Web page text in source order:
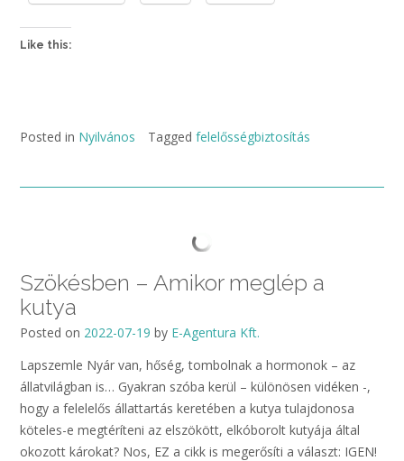
Like this:
Posted in Nyilvános Tagged felelősségbiztosítás
Szökésben – Amikor meglép a
kutya
Posted on 2022-07-19 by E-Agentura Kft.
Lapszemle Nyár van, hőség, tombolnak a hormonok – az
állatvilágban is… Gyakran szóba kerül – különösen vidéken -,
hogy a felelelős állattartás keretében a kutya tulajdonosa
köteles-e megtéríteni az elszökött, elkóborolt kutyája által
okozott károkat? Nos, EZ a cikk is megerősíti a választ: IGEN!